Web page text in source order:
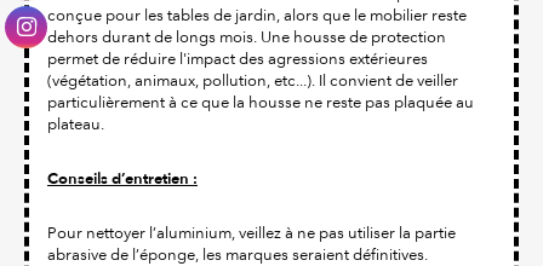
conçue pour les tables de jardin, alors que le mobilier reste
dehors durant de longs mois. Une housse de protection
permet de réduire l'impact des agressions extérieures
(végétation, animaux, pollution, etc...). Il convient de veiller
particulièrement à ce que la housse ne reste pas plaquée au
plateau.
Conseils d’entretien :
Pour nettoyer l’aluminium, veillez à ne pas utiliser la partie
abrasive de l’éponge, les marques seraient définitives.